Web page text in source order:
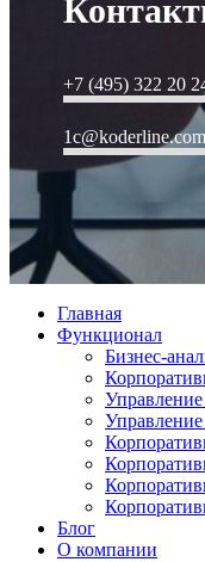
+7 (495) 322 20
1c@koderline.com
Главная
Функционал
Бизнес-
Блог
О компании